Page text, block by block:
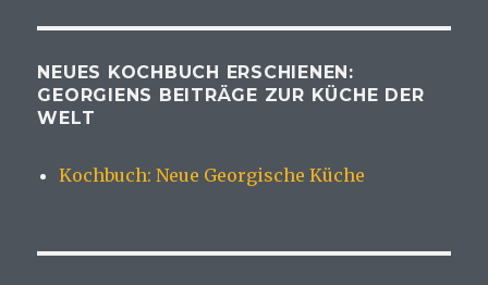
NEUES KOCHBUCH ERSCHIENEN:
GEORGIENS BEITRÄGE ZUR KÜCHE DER
WELT
Kochbuch: Neue Georgische Küche